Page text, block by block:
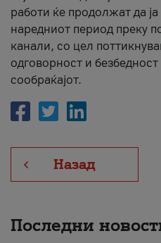
работи ќе продолжат да
наредниот период преку
канали, со цел
одговорност и безбедност
сообраќајот.
Назад
Последни